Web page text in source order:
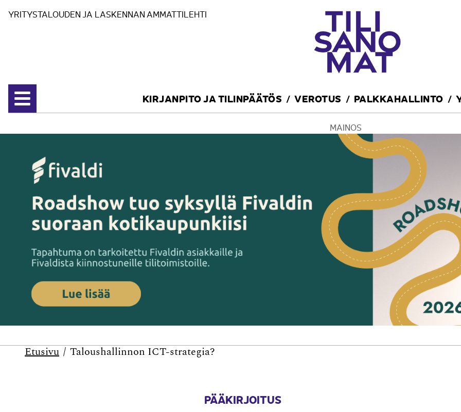
YRITYSTALOUDEN JA LASKENNAN AMMATTILEHTI
Avaa valikko
KIRJANPITO JA TILINPÄÄTÖS VEROTUS PALKKAHALLINTO
MAINOS
Etusivu Taloushallinnon ICT-strategia?
PÄÄKIRJOITUS